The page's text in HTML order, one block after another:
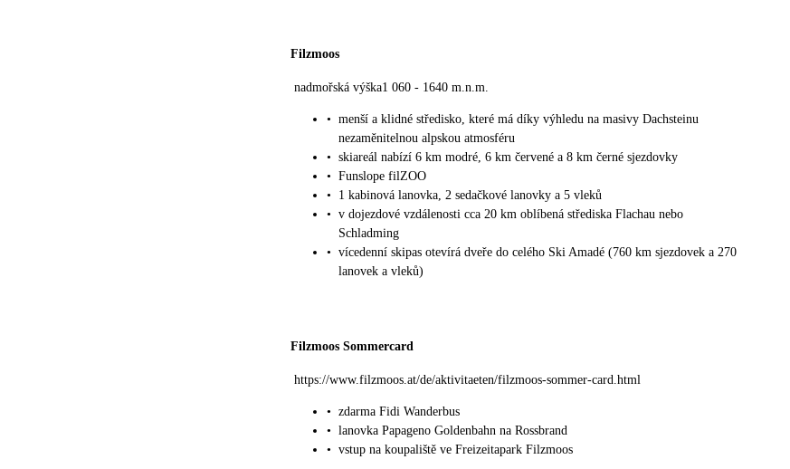
Filzmoos
nadmořská výška1 060 - 1640 m.n.m.
• menší a klidné středisko, které má díky výhledu na masivy Dachsteinu
nezaměnitelnou alpskou atmosféru
• skiareál nabízí 6 km modré, 6 km červené a 8 km černé sjezdovky
• Funslope filZOO
•
1 kabinová lanovka, 2 sedačkové lanovky a 5 vleků
• v dojezdové vzdálenosti cca 20 km oblíbená střediska Flachau nebo
Schladming
• vícedenní skipas otevírá dveře do celého Ski Amadé (760 km sjezdovek a 270
lanovek a vleků)
Filzmoos Sommercard
https://www.filzmoos.at/de/aktivitaeten/filzmoos-sommer-card.html
• zdarma Fidi Wanderbus
• lanovka Papageno Goldenbahn na Rossbrand
• vstup na koupaliště ve Freizeitapark Filzmoos